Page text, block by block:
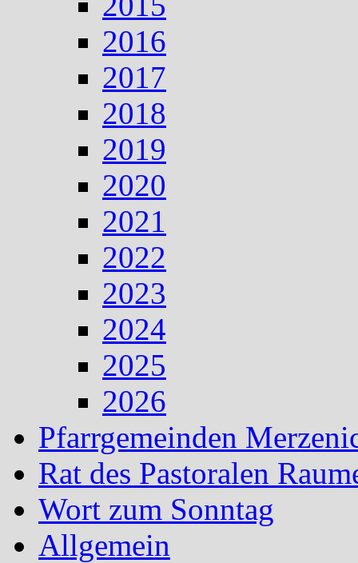
2016
2017
2018
2019
2020
2021
2022
2023
2024
2025
2026
Pfarrgemeinden
Rat des Pastoralen
Wort zum Sonntag
Allgemein